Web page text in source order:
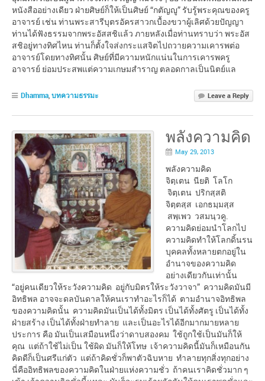
Dhamma บทความธรรมะ Leave a Reply
พลังความคิด
May 29, 2013
พลังความคิด
จิตฺเตน นียติ โลโก
จิตฺเตน ปริกสฺสติ
จิตฺตสฺส เอกธมฺมสฺส
สพฺเพว วสมนฺวคู.
ความคิดย่อมนำโลกไป
ความคิดทำให้โลกดิ้นรน
บุคคลทั้งหลายตกอยู่ใน
อำนาจของความคิด
อย่างเดียวกันเท่านั้น
“อยู่คนเดียวให้ระวังความคิด อยู่กับมิตรให้ระวังวาจา” ความคิดมันมี
อิทธิพล อาจจะดลบันดาลให้คนเราทำอะไรก็ได้ ตามอำนาจอิทธิพล
ของความคิดนั้น ความคิดมันเป็นได้ทั้งมิตร เป็นได้ทั้งศัตรู เป็นได้ทั้ง
ฝ่ายสร้าง เป็นได้ทั้งฝ่ายทำลาย และเป็นอะไรได้อีกมากมายหลาย
ประการ คือ มันเป็นเสมือนหนึ่งว่าดาบสองคม ใช้ถูกใช้เป็นมันก็ให้
คุณ แต่ถ้าใช้ไม่เป็น ใช้ผิด มันก็ให้โทษ เจ้าความคิดนี้มันก็เหมือนกัน
คิดดีก็เป็นศรีแก่ตัว แต่ถ้าคิดชั่วก็พาตัวฉิบหาย ทำลายทุกสิ่งทุกอย่าง
นี่คืออิทธิพลของความคิดในฝ่ายแห่งความชั่ว ถ้าคนเราคิดชั่วมาก ๆ